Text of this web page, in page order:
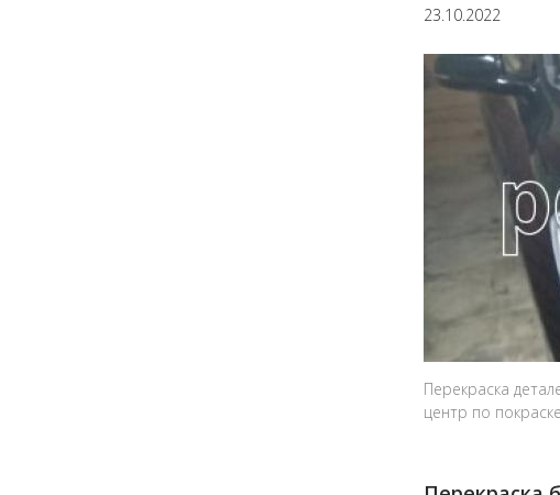
23.10.2022
Перекраска
центр по